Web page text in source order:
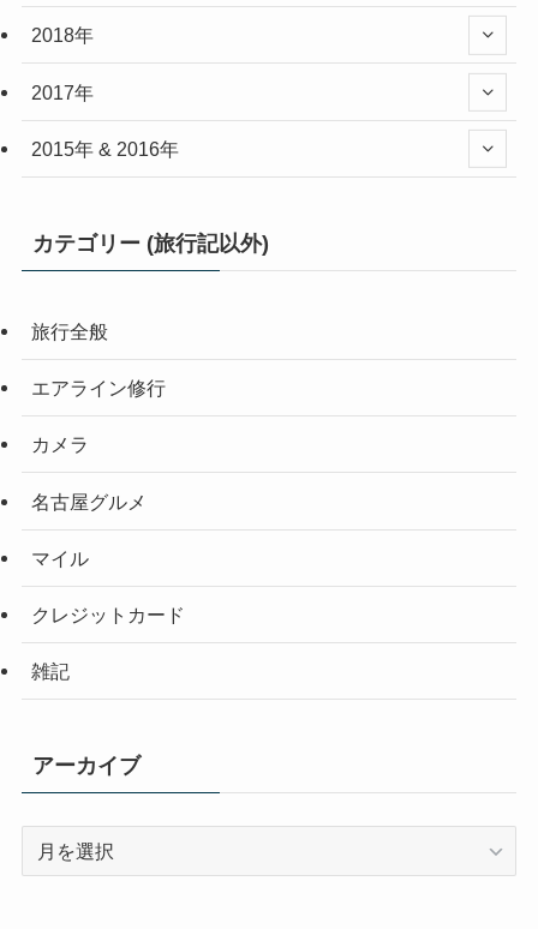
2018年
2017年
2015年 & 2016年
カテゴリー (旅行記以外)
旅行全般
エアライン修行
カメラ
名古屋グルメ
マイル
クレジットカード
雑記
アーカイブ